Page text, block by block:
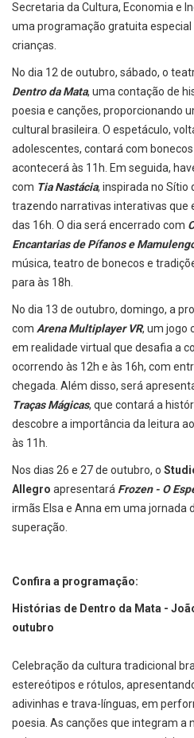
Secretaria da Cultura, Economia e
uma programação gratuita
crianças.
No dia 12 de outubro, sábado, o
Dentro da Mata, uma contação de
poesia e canções, proporcionando
cultural brasileira. O espetáculo,
adolescentes, contará com
acontecerá às 11h. Em seguida,
com Tia Nastácia, inspirada no Sítio
trazendo narrativas interativas que
das 16h. O dia será encerrado com
Encantarias de Pífanos e
música, teatro de bonecos e
para às 18h.
No dia 13 de outubro, domingo, a
com Arena Multiplayer VR, um jogo
em realidade virtual que desafia a
ocorrendo às 12h e às 16h, com
chegada. Além disso, será
Traças Mágicas, que contará a
descobre a importância da leitura
às 11h.
Nos dias 26 e 27 de outubro, o
Allegro apresentará Frozen - O
irmãs Elsa e Anna em uma jornada
superação.
Confira a programação:
Histórias de Dentro da Mata -
outubro
Celebração da cultura tradicional
estereótipos e rótulos,
adivinhas e trava-línguas, em
poesia. As canções que integram a